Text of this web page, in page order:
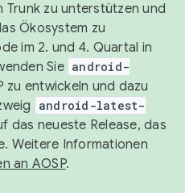
Trunk zu unterstützen und
Ökosystem zu
im 2. und 4. Quartal in
Sie android-
zu entwickeln und dazu
android-latest-
das neueste Release, das
Weitere Informationen
an AOSP.